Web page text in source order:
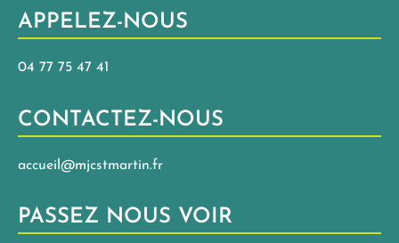
APPELEZ-NOUS
04 77 75 47 41
CONTACTEZ-NOUS
accueil@mjcstmartin.fr
PASSEZ NOUS VOIR